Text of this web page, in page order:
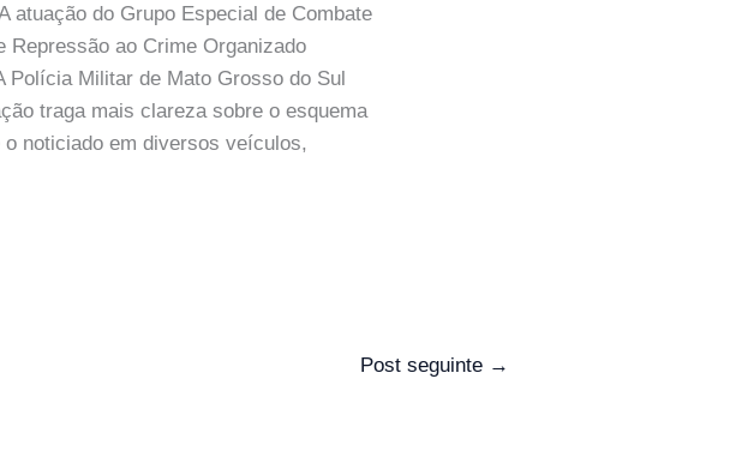
atuação do Grupo Especial de Combate
Repressão ao Crime Organizado
Polícia Militar de Mato Grosso do Sul
traga mais clareza sobre o esquema
noticiado em diversos veículos,
Post seguinte →